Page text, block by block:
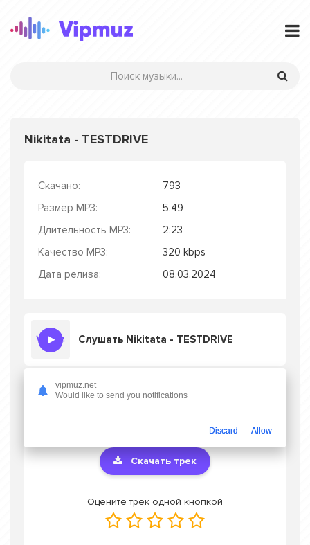
Nikitata - TESTDRIVE
Скачано:
793
Размер MP3:
5.49
Длительность MP3:
2:23
Качество MP3:
320 kbps
Дата релиза:
08.03.2024
Слушать Nikitata - TESTDRIVE
Скачать песню Nikitata - TESTDRIVE
Скачать трек
Оцените трек одной кнопкой
vipmuz.net
Would like to send you notifications
Discard Allow